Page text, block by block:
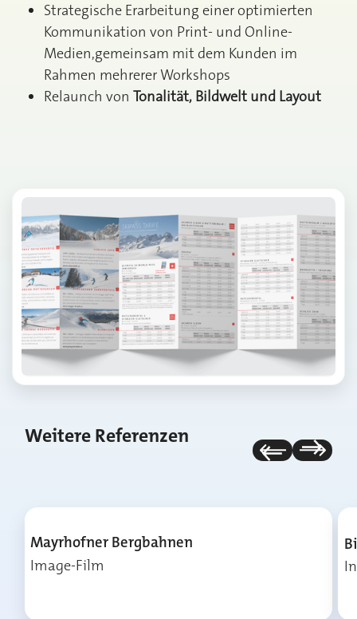
Strategische Erarbeitung einer optimierten
Kommunikation von Print- und Online-
Medien,gemeinsam mit dem Kunden im
Rahmen mehrerer Workshops
Relaunch vonTonalität, Bildwelt und Layout
Weitere Referenzen
Mayrhofner Bergbahnen
Image-Film